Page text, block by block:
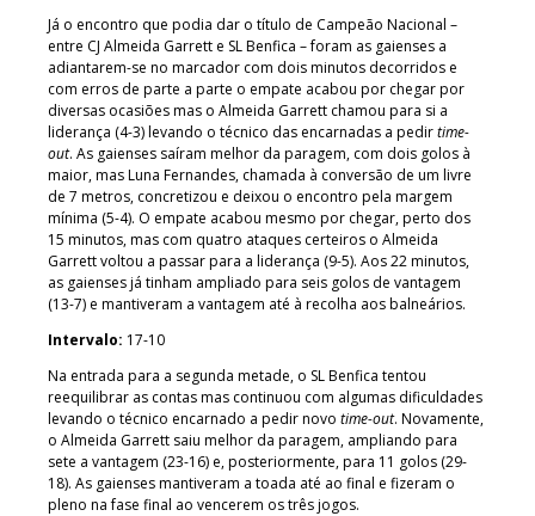
Já o encontro que podia dar o título de Campeão Nacional –
entre CJ Almeida Garrett e SL Benfica – foram as gaienses a
adiantarem-se no marcador com dois minutos decorridos e
com erros de parte a parte o empate acabou por chegar por
diversas ocasiões mas o Almeida Garrett chamou para si a
liderança (4-3) levando o técnico das encarnadas a pedirtime-
out. As gaienses saíram melhor da paragem, com dois golos à
maior, mas Luna Fernandes, chamada à conversão de um livre
de 7 metros, concretizou e deixou o encontro pela margem
mínima (5-4). O empate acabou mesmo por chegar, perto dos
15 minutos, mas com quatro ataques certeiros o Almeida
Garrett voltou a passar para a liderança (9-5). Aos 22 minutos,
as gaienses já tinham ampliado para seis golos de vantagem
(13-7) e mantiveram a vantagem até à recolha aos balneários.
Intervalo: 17-10
Na entrada para a segunda metade, o SL Benfica tentou
reequilibrar as contas mas continuou com algumas dificuldades
levando o técnico encarnado a pedir novo time-out. Novamente,
o Almeida Garrett saiu melhor da paragem, ampliando para
sete a vantagem (23-16) e, posteriormente, para 11 golos (29-
18). As gaienses mantiveram a toada até ao final e fizeram o
pleno na fase final ao vencerem os três jogos.